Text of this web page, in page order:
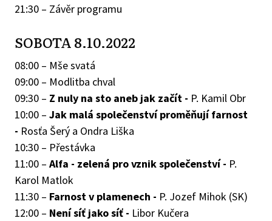
21:30 – Závěr programu
SOBOTA 8.10.2022
08:00 – Mše svatá
09:00 – Modlitba chval
09:30 – Z nuly na sto aneb jak začít - P. Kamil Obr
10:00 – Jak malá společenství proměňují farnost
- Rosťa Šerý a Ondra Liška
10:30 – Přestávka
11:00 – Alfa - zelená pro vznik společenství - P.
Karol Matlok
11:30 – Farnost v plamenech - P. Jozef Mihok (SK)
12:00 – Není síť jako síť - Libor Kučera